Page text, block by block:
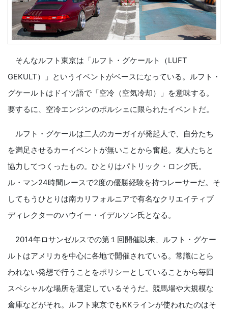
そんなルフト東京は「ルフト・グケールト（LUFT
GEKULT）」というイベントがベースになっている。ルフト・
グケールトはドイツ語で「空冷（空気冷却）」を意味する。
要するに、空冷エンジンのポルシェに限られたイベントだ。
ルフト・グケールは二人のカーガイが発起人で、自分たち
を満足させるカーイベントが無いことから奮起。友人たちと
協力してつくったもの。ひとりはパトリック・ロング氏。
ル・マン24時間レースで2度の優勝経験を持つレーサーだ。そ
してもうひとりは南カリフォルニアで有名なクリエイティブ
ディレクターのハウイー・イデルソン氏となる。
2014年ロサンゼルスでの第１回開催以来、ルフト・グケー
ルトはアメリカを中心に各地で開催されている。常識にとら
われない発想で行うことをポリシーとしていることから毎回
スペシャルな場所を選定しているそうだ。競馬場や大規模な
倉庫などがそれ。ルフト東京でもKKラインが使われたのはそ